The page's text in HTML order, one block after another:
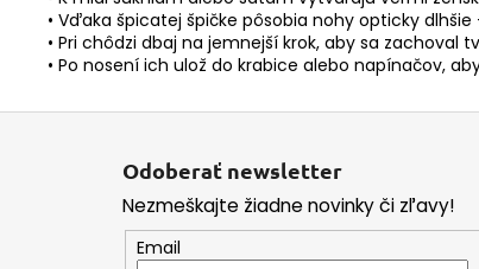
• Vďaka špicatej špičke pôsobia nohy opticky
• Pri chôdzi dbaj na jemnejší krok, aby sa zachoval
• Po nosení ich ulož do krabice alebo napínačov,
Odoberať newsletter
Nezmeškajte žiadne novinky či zľavy!
Email